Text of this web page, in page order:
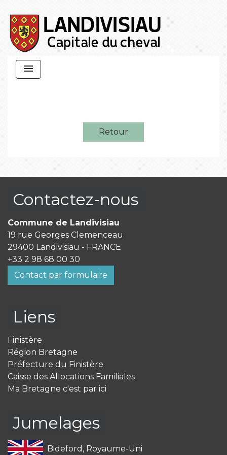
menu
Retour
Contactez-nous
Commune de Landivisiau
19 rue Georges Clemenceau
29400 Landivisiau - FRANCE
+33 2 98 68 00 30
Contact par formulaire
Liens
Finistère
Région Bretagne
Préfecture du Finistère
Caisse des Allocations Familiales
Ma Bretagne c'est par ici
Jumelages
Bideford, Royaume-Uni